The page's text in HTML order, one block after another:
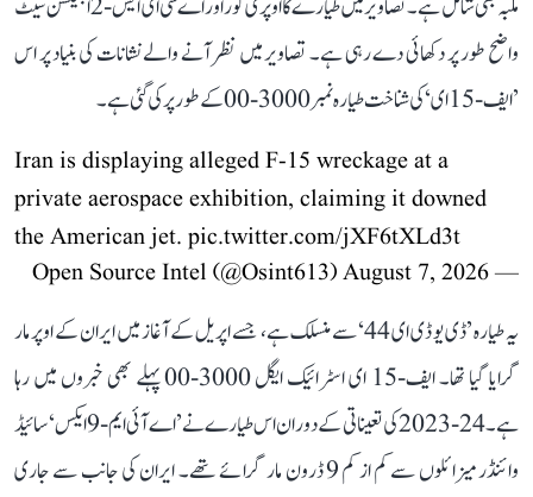
ملبہ بھی شامل ہے۔ تصاویر میں طیارے کا اوپری کور اور اے سی ای ایس-2 اجیکشن سیٹ
واضح طور پر دکھائی دے رہی ہے۔ تصاویر میں نظر آنے والے نشانات کی بنیاد پر اس
’ایف-15 ای‘ کی شناخت طیارہ نمبر3000-00 کے طور پر کی گئی ہے۔
Iran is displaying alleged F-15 wreckage at a
private aerospace exhibition, claiming it downed
the American jet. pic.twitter.com/jXF6tXLd3t
— Open Source Intel (@Osint613)
August 7, 2026
یہ طیارہ ’ڈی یو ڈی ای 44‘ سے منسلک ہے، جسے اپریل کے آغاز میں ایران کے اوپر مار
گرایا گیا تھا۔ ایف-15 ای اسٹرائیک ایگل 3000-00 پہلے بھی خبروں میں رہا
ہے۔ 24-2023 کی تعیناتی کے دوران اس طیارے نے ’اے آئی ایم-9 ایکس‘ سائیڈ
وائنڈر میزائلوں سے کم از کم 9 ڈرون مار گرائے تھے۔ ایران کی جانب سے جاری